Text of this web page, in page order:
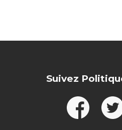
Suivez